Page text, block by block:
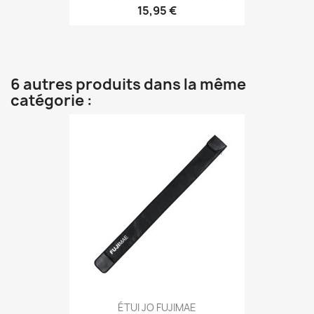
15,95 €
6 autres produits dans la même
catégorie :
Aperçu rapide
ÉTUI JO FUJIMAE